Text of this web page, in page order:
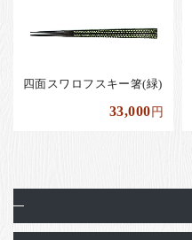
四面スワロフスキー箸(緑)
33,000円